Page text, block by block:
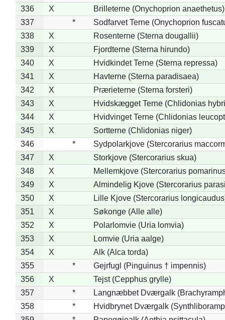
336
X
Brilleterne (Onychoprion anaethetus)
337
*
Sodfarvet Terne (Onychoprion
338
X
Rosenterne (Sterna dougallii)
339
X
Fjordterne (Sterna hirundo)
340
X
Hvidkindet Terne (Sterna repressa)
341
X
Havterne (Sterna paradisaea)
342
X
Prærieterne (Sterna forsteri)
343
X
Hvidskægget Terne (Chlidonias
344
X
Hvidvinget Terne (Chlidonias
345
X
Sortterne (Chlidonias niger)
346
*
Sydpolarkjove (Stercorarius
347
X
Storkjove (Stercorarius skua)
348
X
Mellemkjove (Stercorarius
349
X
Almindelig Kjove (Stercorarius
350
X
Lille Kjove (Stercorarius
351
X
Søkonge (Alle alle)
352
X
Polarlomvie (Uria lomvia)
353
X
Lomvie (Uria aalge)
354
X
Alk (Alca torda)
355
*
Gejrfugl (Pinguinus † impennis)
356
X
Tejst (Cepphus grylle)
357
*
Langnæbbet Dværgalk
358
*
Hvidbrynet Dværgalk